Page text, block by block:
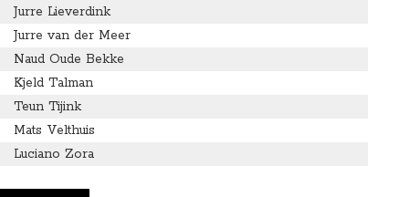
Jurre Lieverdink
Jurre van der Meer
Naud Oude Bekke
Kjeld Talman
Teun Tijink
Mats Velthuis
Luciano Zora